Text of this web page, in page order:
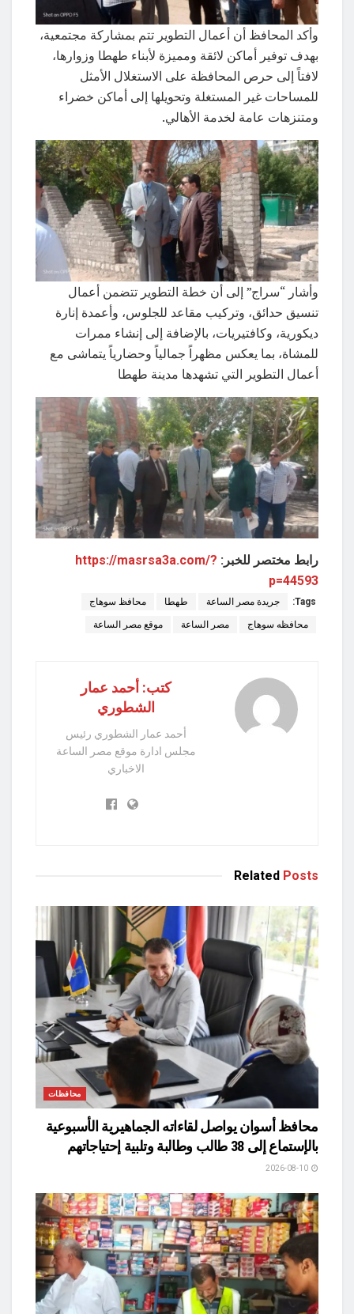
وأكد المحافظ أن أعمال التطوير تتم بمشاركة مجتمعية،
بهدف توفير أماكن لائقة ومميزة لأبناء طهطا وزوارها،
لافتاً إلى حرص المحافظة على الاستغلال الأمثل
للمساحات غير المستغلة وتحويلها إلى أماكن خضراء
ومتنزهات عامة لخدمة الأهالي.
وأشار “سراج” إلى أن خطة التطوير تتضمن أعمال
تنسيق حدائق، وتركيب مقاعد للجلوس، وأعمدة إنارة
ديكورية، وكافتيريات، بالإضافة إلى إنشاء ممرات
للمشاة، بما يعكس مظهراً جمالياً وحضارياً يتماشى مع
أعمال التطوير التي تشهدها مدينة طهطا
رابط مختصر للخبر: https://masrsa3a.com/?
p=44593
Tags: جريدة مصر الساعة طهطا محافظ سوهاج
محافظه سوهاج مصر الساعة موقع مصر الساعة
كتب: أحمد عمار
الشطوري
أحمد عمار الشطوري رئيس
مجلس ادارة موقع مصر الساعة
الاخباري
Related Posts
محافظات
محافظ أسوان يواصل لقاءاته الجماهيرية الأسبوعية
بالإستماع إلى 38 طالب وطالبة وتلبية إحتياجاتهم